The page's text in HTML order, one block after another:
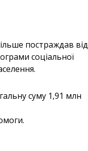
постраждав від
соціальної
суму 1,91 млн